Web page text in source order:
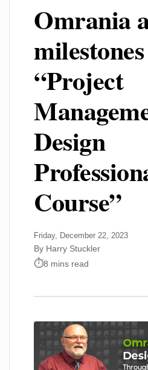
Omrania
“Project
Design
Course”
Friday, December 22, 2023
By Harry Stuckler
8 mins read